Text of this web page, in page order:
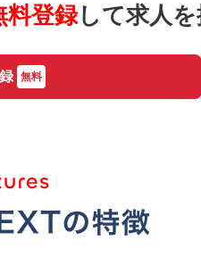
料登録して求人
無料